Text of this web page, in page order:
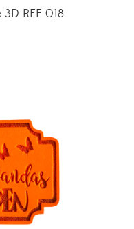
REF 018